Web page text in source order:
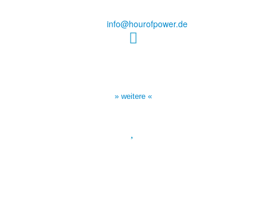
info@hourofpower.de
» weitere «